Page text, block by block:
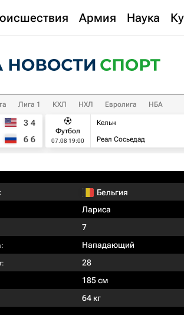
Армия Наука
Лига 1 КХЛ НХЛ Евролига НБА
3 4
6 6
Футбол
07.08 19:00
Кельн
Реал Сосьедад
Бельгия
Лариса
7
Нападающий
28
185 см
64 кг